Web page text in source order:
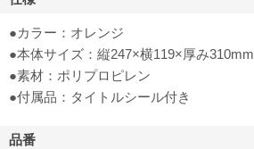
●カラー：オレンジ
●本体サイズ：縦247×横119×厚み310mm
●素材：ポリプロピレン
●付属品：タイトルシール付き
品番